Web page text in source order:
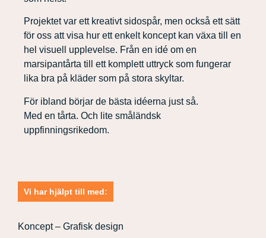
Vi har hjälpt till med:
Koncept – Grafisk design
Projektet var ett kreativt sidospår, men också ett sätt
för oss att visa hur ett enkelt koncept kan växa till en
hel visuell upplevelse. Från en idé om en
marsipantårta till ett komplett uttryck som fungerar
lika bra på kläder som på stora skyltar.
För ibland börjar de bästa idéerna just så.
Med en tårta. Och lite småländsk
uppfinningsrikedom.